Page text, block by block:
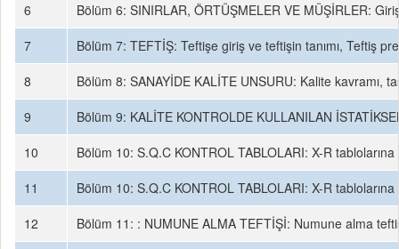
6
Bölüm 6: SINIRLAR, ÖRTÜŞMELER VE MÜŞİRLER:
7
Bölüm 7: TEFTİŞ: Teftişe giriş ve teftişin tanımı, Teftiş
8
Bölüm 8: SANAYİDE KALİTE UNSURU: Kalite
9
Bölüm 9: KALİTE KONTROLDE KULLANILAN
10
Bölüm 10: S.Q.C KONTROL TABLOLARI: X-R
11
Bölüm 10: S.Q.C KONTROL TABLOLARI: X-R
12
Bölüm 11: : NUMUNE ALMA TEFTİŞİ: Numune alma